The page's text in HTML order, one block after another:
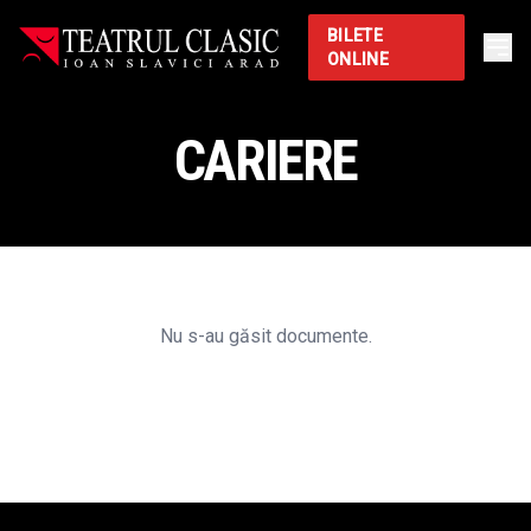
BILETE
ONLINE
CARIERE
Nu s-au găsit documente.